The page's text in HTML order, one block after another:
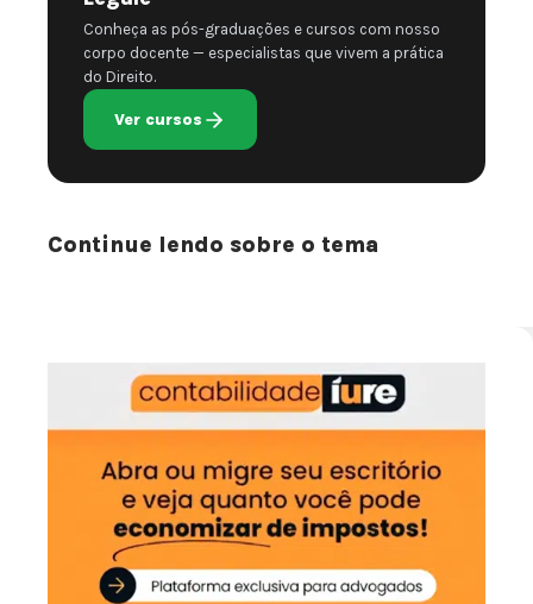
Conheça as pós-graduações e cursos com nosso
corpo docente — especialistas que vivem a prática
do Direito.
Ver cursos
Continue lendo sobre o tema